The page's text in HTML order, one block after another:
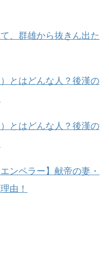
、群雄から抜きん出た
とはどんな人？後漢の
とはどんな人？後漢の
ンペラー】献帝の妻・
由！